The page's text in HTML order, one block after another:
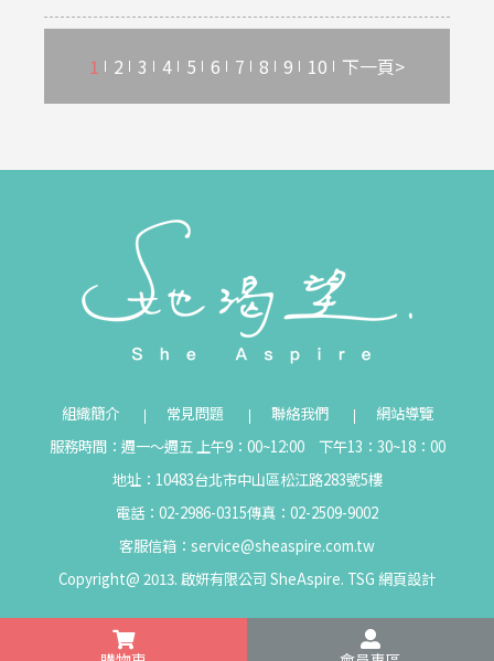
1 2 3 4 5 6 7 8 9 10 下一頁>
組織簡介 常見問題 聯絡我們
網站導覽
服務時間：週一～週五 上午9：00~12:00 下午13：30~18：00
地址：10483台北市中山區松江路283號5樓
電話：02-2986-0315傳真：02-2509-9002
客服信箱： service@sheaspire.com.tw
Copyright@ 2013. 啟妍有限公司 SheAspire. TSG 網頁設計